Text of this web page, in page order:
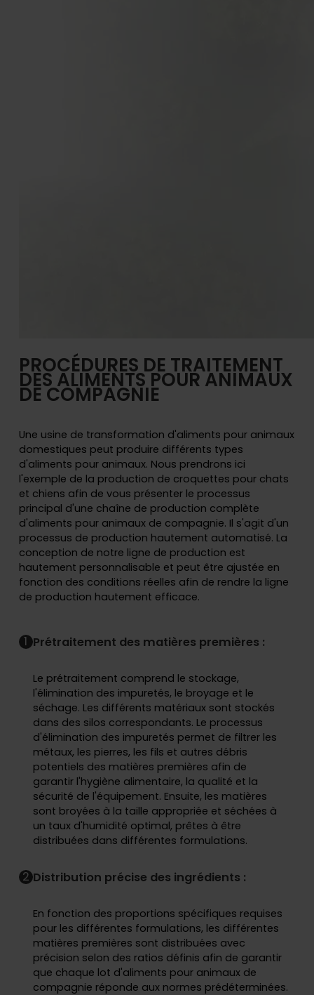
PROCÉDURES DE TRAITEMENT
DES ALIMENTS POUR ANIMAUX
DE COMPAGNIE
Une usine de transformation d'aliments pour animaux
domestiques peut produire différents types
d'aliments pour animaux. Nous prendrons ici
l'exemple de la production de croquettes pour chats
et chiens afin de vous présenter le processus
principal d'une chaîne de production complète
d'aliments pour animaux de compagnie. Il s'agit d'un
processus de production hautement automatisé. La
conception de notre ligne de production est
hautement personnalisable et peut être ajustée en
fonction des conditions réelles afin de rendre la ligne
de production hautement efficace.
1 Prétraitement des matières premières :
Le prétraitement comprend le stockage,
l'élimination des impuretés, le broyage et le
séchage. Les différents matériaux sont stockés
dans des silos correspondants. Le processus
d'élimination des impuretés permet de filtrer les
métaux, les pierres, les fils et autres débris
potentiels des matières premières afin de
garantir l'hygiène alimentaire, la qualité et la
sécurité de l'équipement. Ensuite, les matières
sont broyées à la taille appropriée et séchées à
un taux d'humidité optimal, prêtes à être
distribuées dans différentes formulations.
2 Distribution précise des ingrédients :
En fonction des proportions spécifiques requises
pour les différentes formulations, les différentes
matières premières sont distribuées avec
précision selon des ratios définis afin de garantir
que chaque lot d'aliments pour animaux de
compagnie réponde aux normes prédéterminées.